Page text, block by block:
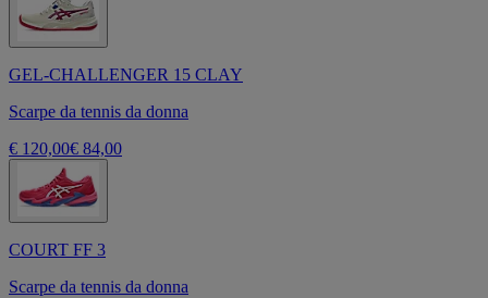
GEL-CHALLENGER 15 CLAY
Scarpe da tennis da donna
€ 120,00€ 84,00
COURT FF 3
Scarpe da tennis da donna